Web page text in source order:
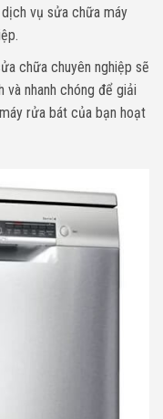
vụ sửa chữa máy
chữa chuyên nghiệp sẽ
nhanh chóng để giải
rửa bát của bạn hoạt